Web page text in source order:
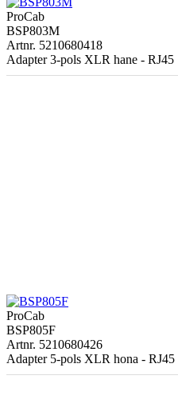
ProCab
BSP803M
Artnr. 5210680418
Adapter 3-pols XLR hane - RJ45
ProCab
BSP805F
Artnr. 5210680426
Adapter 5-pols XLR hona - RJ45